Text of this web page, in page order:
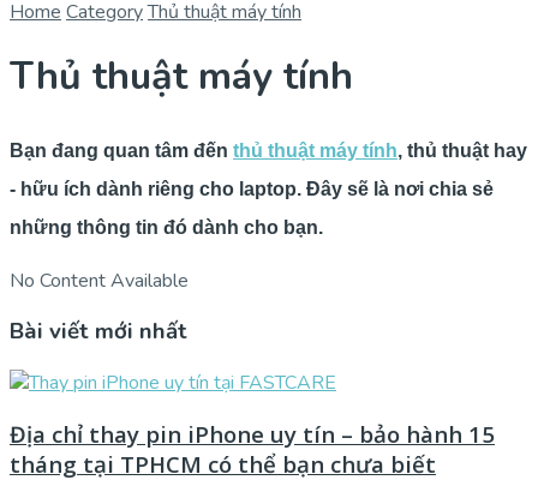
Home CategoryThủ thuật máy tính
Thủ thuật máy tính
Bạn đang quan tâm đến thủ thuật máy tính, thủ thuật hay
- hữu ích dành riêng cho laptop. Đây sẽ là nơi chia sẻ
những thông tin đó dành cho bạn.
No Content Available
Bài viết mới nhất
Địa chỉ thay pin iPhone uy tín – bảo hành 15
tháng tại TPHCM có thể bạn chưa biết